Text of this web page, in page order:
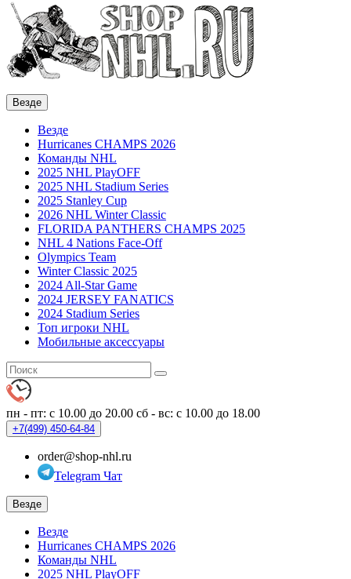
Везде
Везде
Hurricanes CHAMPS 2026
Команды NHL
2025 NHL PlayOFF
2025 NHL Stadium Series
2025 Stanley Cup
2026 NHL Winter Classic
FLORIDA PANTHERS CHAMPS 2025
NHL 4 Nations Face-Off
Olympics Team
Winter Classic 2025
2024 All-Star Game
2024 JERSEY FANATICS
2024 Stadium Series
Топ игроки NHL
Мобильные аксессуары
пн - пт: с 10.00 до 20.00 сб - вс: с 10.00 до 18.00
+7(499) 450-64-84
order@shop-nhl.ru
Telegram Чат
Везде
Везде
Hurricanes CHAMPS 2026
Команды NHL
2025 NHL PlayOFF